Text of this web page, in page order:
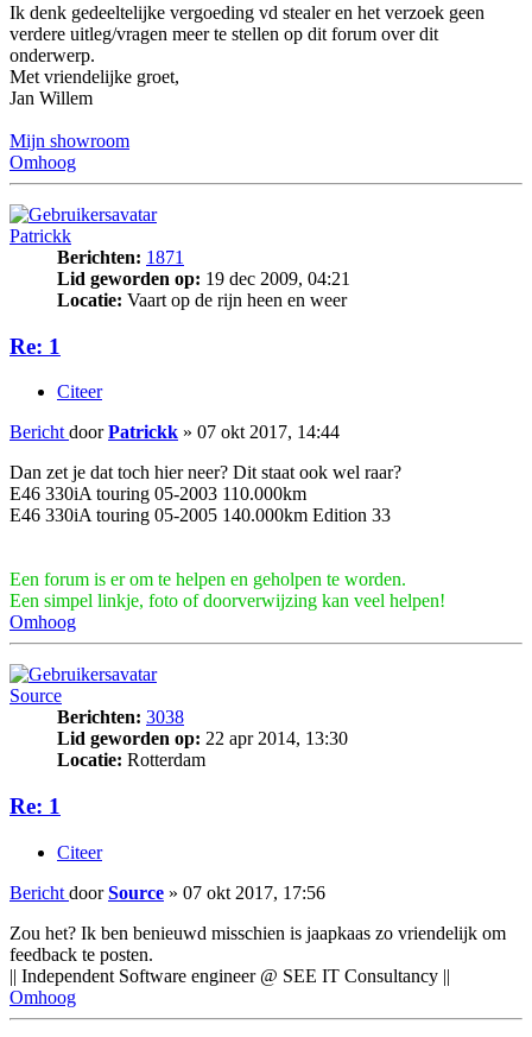
Ik denk gedeeltelijke vergoeding vd stealer en het verzoek geen
verdere uitleg/vragen meer te stellen op dit forum over dit
onderwerp.
Met vriendelijke groet,
Jan Willem
Mijn showroom
Omhoog
Patrickk
Berichten: 1871
Lid geworden op: 19 dec 2009, 04:21
Locatie: Vaart op de rijn heen en weer
Re: 1
Citeer
Bericht doorPatrickk » 07 okt 2017, 14:44
Dan zet je dat toch hier neer? Dit staat ook wel raar?
E46 330iA touring 05-2003 110.000km
E46 330iA touring 05-2005 140.000km Edition 33
Een forum is er om te helpen en geholpen te worden.
Een simpel linkje, foto of doorverwijzing kan veel helpen!
Omhoog
Source
Berichten: 3038
Lid geworden op: 22 apr 2014, 13:30
Locatie: Rotterdam
Re: 1
Citeer
Bericht doorSource » 07 okt 2017, 17:56
Zou het? Ik ben benieuwd misschien is jaapkaas zo vriendelijk om
feedback te posten.
|| Independent Software engineer @ SEE IT Consultancy ||
Omhoog